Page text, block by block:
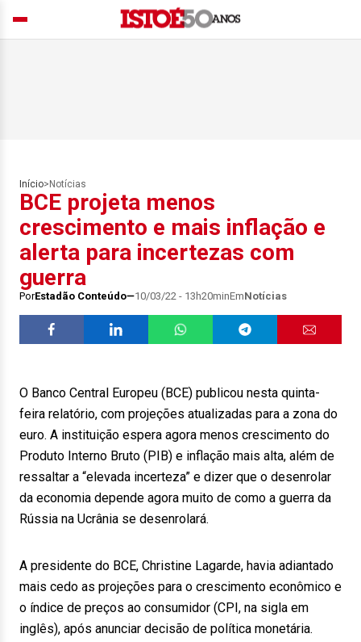
Início> Notícias
BCE projeta menos
crescimento e mais inflação e
alerta para incertezas com
guerra
PorEstadão Conteúdo 10/03/22 - 13h20minEmNotícias
O Banco Central Europeu (BCE) publicou nesta quinta-
feira relatório, com projeções atualizadas para a zona do
euro. A instituição espera agora menos crescimento do
Produto Interno Bruto (PIB) e inflação mais alta, além de
ressaltar a “elevada incerteza” e dizer que o desenrolar
da economia depende agora muito de como a guerra da
Rússia na Ucrânia se desenrolará.
A presidente do BCE, Christine Lagarde, havia adiantado
mais cedo as projeções para o crescimento econômico e
o índice de preços ao consumidor (CPI, na sigla em
inglês), após anunciar decisão de política monetária.